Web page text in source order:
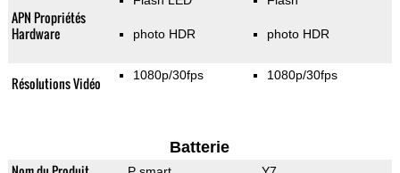
APN Propriétés
Hardware
photo HDR photo HDR
Résolutions Vidéo 1080p/30fps 1080p/30fps
Batterie